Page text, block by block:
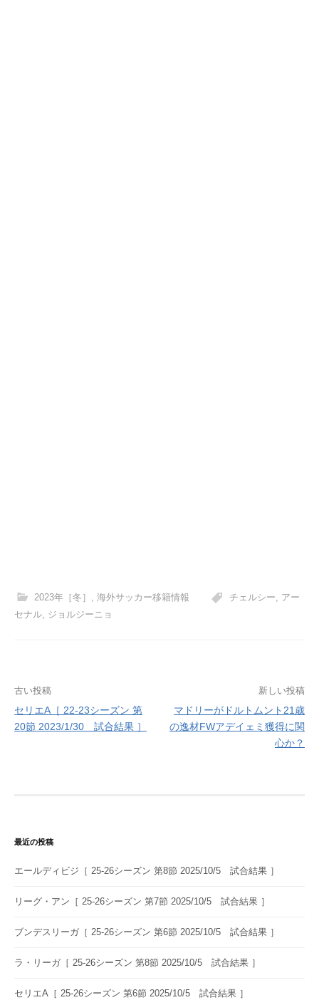
2023年［冬］ , 海外サッカー移籍情報 チェルシー, アー
セナル ジョルジーニョ
投
稿
シ
ョ
古い投稿
セリエA［ 22-23シーズン 第
20節 2023/1/30 試合結果 ］
新しい投稿
マドリーがドルトムント21歳
の逸材FWアデイェミ獲得に関
心か？
最近の投稿
エールディビジ［ 25-26シーズン 第8節 2025/10/5 試合結果 ］
リーグ・アン［ 25-26シーズン 第7節 2025/10/5 試合結果 ］
ブンデスリーガ［ 25-26シーズン 第6節 2025/10/5 試合結果 ］
ラ・リーガ［ 25-26シーズン 第8節 2025/10/5 試合結果 ］
セリエA［ 25-26シーズン 第6節 2025/10/5 試合結果 ］